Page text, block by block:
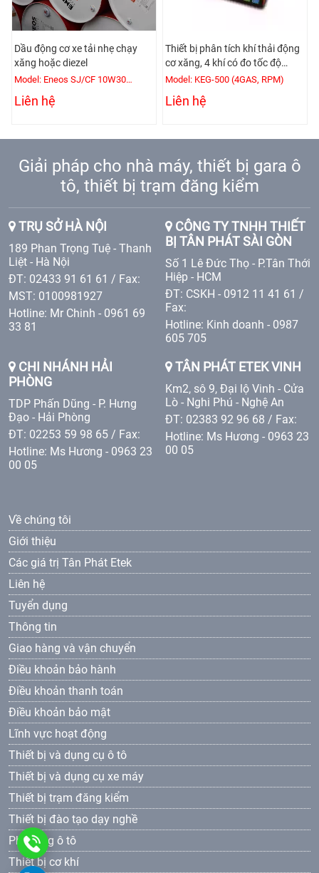
Dầu động cơ xe tải nhẹ chạy
xăng hoặc diezel
Model: Eneos SJ/CF 10W30
Liên hệ
Thiết bị phân tích khí thải động
cơ xăng, 4 khí có đo tốc độ
động cơ
Model: KEG-500 (4GAS, RPM)
Liên hệ
Giải pháp cho nhà máy, thiết bị gara ô
tô, thiết bị trạm đăng kiểm
TRỤ SỞ HÀ NỘI
189 Phan Trọng Tuệ - Thanh
Liệt - Hà Nội
ĐT: 02433 91 61 61 / Fax:
MST: 0100981927
Hotline: Mr Chinh - 0961 69
33 81
CÔNG TY TNHH THIẾT
BỊ TÂN PHÁT SÀI GÒN
Số 1 Lê Đức Thọ - P.Tân Thới
Hiệp - HCM
ĐT: CSKH - 0912 11 41 61 /
Fax:
Hotline: Kinh doanh - 0987
605 705
CHI NHÁNH HẢI
PHÒNG
TDP Phấn Dũng - P. Hưng
Đạo - Hải Phòng
ĐT: 02253 59 98 65 / Fax:
Hotline: Ms Hương - 0963 23
00 05
TÂN PHÁT ETEK VINH
Km2, sô 9, Đại lộ Vinh - Cửa
Lò - Nghi Phú - Nghệ An
ĐT: 02383 92 96 68 / Fax:
Hotline: Ms Hương - 0963 23
00 05
Về chúng tôi
Giới thiệu
Các giá trị Tân Phát Etek
Liên hệ
Tuyển dụng
Thông tin
Giao hàng và vận chuyển
Điều khoản bảo hành
Điều khoản thanh toán
Điều khoản bảo mật
Lĩnh vực hoạt động
Thiết bị và dụng cụ ô tô
Thiết bị và dụng cụ xe máy
Thiết bị trạm đăng kiểm
Thiết bị đào tạo dạy nghề
Phụ tùng ô tô
Thiết bị cơ khí
0961